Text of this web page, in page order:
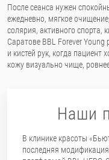
После сеанса нужен
ежедневно, мягкое
солярия, активного спорта,
Саратове BBL Forever
и кистей рук, когда пациент
кожу визуально чище,
Наши
В клинике красоты
последняя